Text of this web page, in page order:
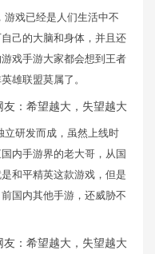
游戏已经是人们生活中不
己的大脑和身体，并且还
戏手游大家都会想到王者
雄联盟莫属了。
立研发而成，虽然上线时
内手游界的老大哥，从国
和平精英这款游戏，但是
国内其他手游，还威胁不